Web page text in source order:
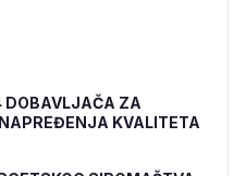
DOBAVLJAČA ZA
KVALITETA